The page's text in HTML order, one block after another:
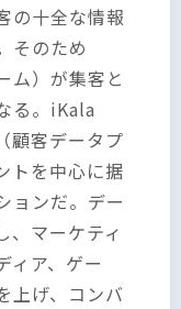
の十全な情報
そのため
ム）が集客と
る。iKala
顧客データプ
トを中心に据
ョンだ。デー
、マーケティ
ィア、ゲー
上げ、コンバ